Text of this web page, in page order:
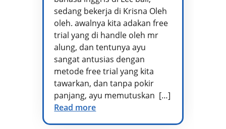
sedang bekerja di Krisna Oleh
oleh. awalnya kita adakan free
trial yang di handle oleh mr
alung, dan tentunya ayu
sangat antusias dengan
metode free trial yang kita
tawarkan, dan tanpa pokir
panjang, ayu memutuskan […]
Read more